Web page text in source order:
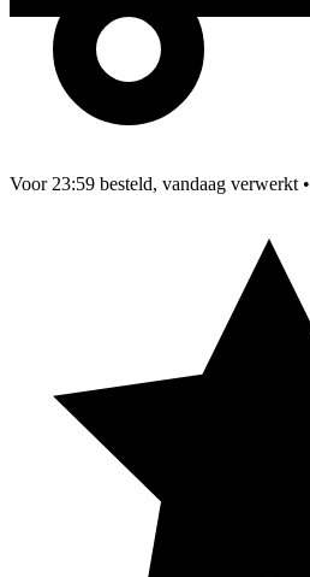
Voor 23:59 besteld, vandaag verwerkt •